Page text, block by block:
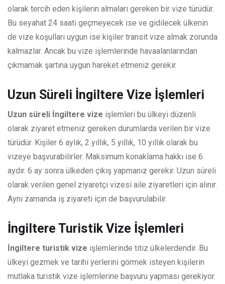
olarak tercih eden kişilerin almaları gereken bir vize türüdür.
Bu seyahat 24 saati geçmeyecek ise ve gidilecek ülkenin
de vize koşulları uygun ise kişiler transit vize almak zorunda
kalmazlar. Ancak bu vize işlemlerinde havaalanlarından
çıkmamak şartına uygun hareket etmeniz gerekir.
Uzun Süreli İngiltere Vize İşlemleri
Uzun süreli İngiltere vize işlemleri bu ülkeyi düzenli
olarak ziyaret etmeniz gereken durumlarda verilen bir vize
türüdür. Kişiler 6 aylık, 2 yıllık, 5 yıllık, 10 yıllık olarak bu
vizeye başvurabilirler. Maksimum konaklama hakkı ise 6
aydır. 6 ay sonra ülkeden çıkış yapmanız gerekir. Uzun süreli
olarak verilen genel ziyaretçi vizesi aile ziyaretleri için alınır.
Aynı zamanda iş ziyareti için de başvurulabilir.
İngiltere Turistik Vize İşlemleri
İngiltere turistik vize işlemlerinde titiz ülkelerdendir. Bu
ülkeyi gezmek ve tarihi yerlerini görmek isteyen kişilerin
mutlaka turistik vize işlemlerine başvuru yapması gerekiyor.